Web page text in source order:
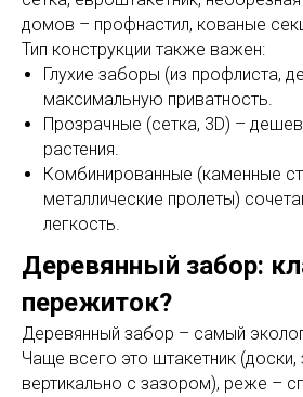
домов – профнастил, кованые
Тип конструкции также важен:
Глухие заборы (из профлиста,
максимальную приватность.
Прозрачные (сетка, 3D) –
растения.
Комбинированные (каменные
металлические пролеты)
легкость.
Деревянный забор:
пережиток?
Деревянный забор – самый
Чаще всего это штакетник (доски,
вертикально с зазором), реже –